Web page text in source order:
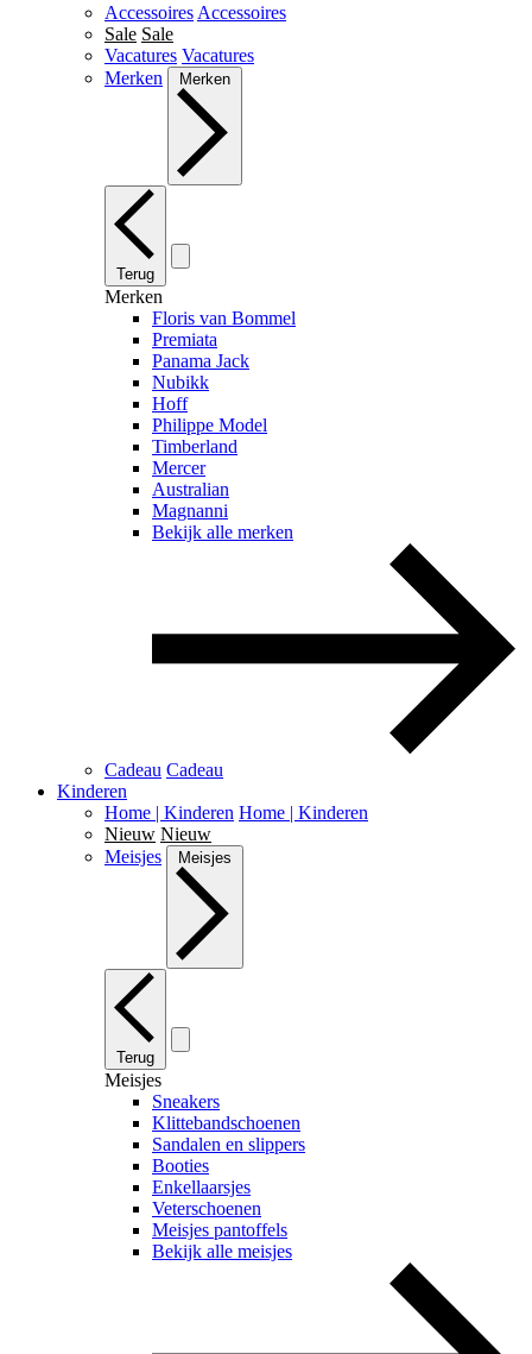
Accessoires Accessoires
Sale Sale
Vacatures Vacatures
Merken
Merken
Terug
Merken
Floris van Bommel
Premiata
Panama Jack
Nubikk
Hoff
Philippe Model
Timberland
Mercer
Australian
Magnanni
Bekijk alle merken
Cadeau Cadeau
Kinderen
Home | Kinderen Home | Kinderen
Nieuw Nieuw
Meisjes
Meisjes
Terug
Meisjes
Sneakers
Klittebandschoenen
Sandalen en slippers
Booties
Enkellaarsjes
Veterschoenen
Meisjes pantoffels
Bekijk alle meisjes